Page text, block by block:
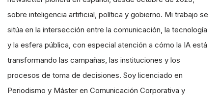
sobre inteligencia artificial, política y gobierno. Mi trabajo se
sitúa en la intersección entre la comunicación, la tecnología
y la esfera pública, con especial atención a cómo la IA está
transformando las campañas, las instituciones y los
procesos de toma de decisiones. Soy licenciado en
Periodismo y Máster en Comunicación Corporativa y